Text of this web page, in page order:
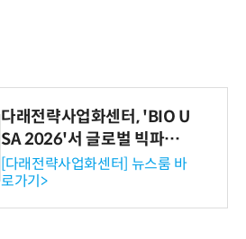
다래전략사업화센터, 'BIO U
SA 2026'서 글로벌 빅파마
와의 비즈니스 미팅 지원…K
-바이오 해외 진출 교두보 확
보
[다래전략사업화센터] 뉴스룸 바
로가기>